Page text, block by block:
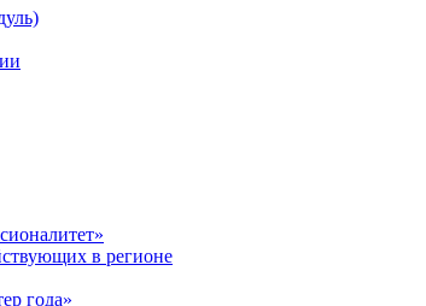
в регионе
года»